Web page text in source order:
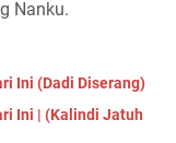
Nanku.
Ini (Dadi Diserang)
Ini | (Kalindi Jatuh